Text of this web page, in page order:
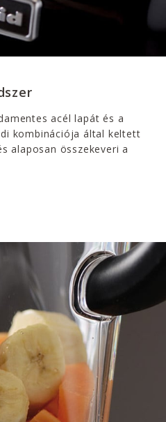
acél lapát és a
kombinációja által keltett
alaposan összekeveri a